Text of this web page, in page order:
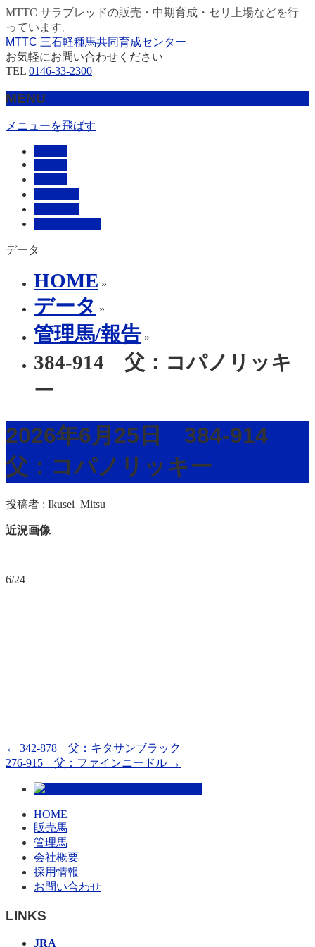
MTTC サラブレッドの販売・中期育成・セリ上場などを行
っています。
MTTC 三石軽種馬共同育成センター
お気軽にお問い合わせください
TEL 0146-33-2300
MENU
メニューを飛ばす
データ
HOME »
データ »
管理馬/報告 »
384-914 父：コパノリッキ
ー
2026年6月25日 384-914
父：コパノリッキー
投稿者 : Ikusei_Mitsu
近況画像
6/24
← 342-878 父：キタサンブラック
276-915 父：ファインニードル →
HOME
販売馬
管理馬
会社概要
採用情報
お問い合わせ
LINKS
JRA